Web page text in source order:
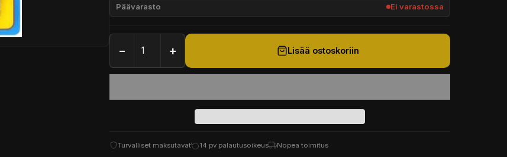
Päävarasto Ei varastossa
− + Lisää ostoskoriin
Turvalliset maksutavat 14 pv palautusoikeus Nopea toimitus